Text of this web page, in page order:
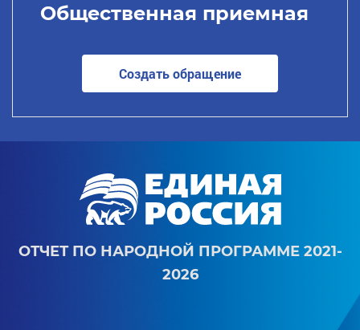
Общественная приемная
Создать обращение
ОТЧЕТ ПО НАРОДНОЙ ПРОГРАММЕ 2021-
2026